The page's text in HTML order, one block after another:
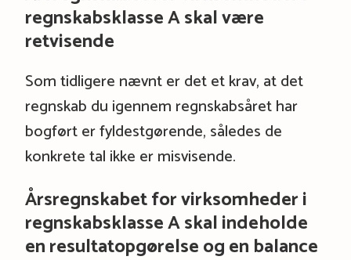
regnskabsklasse A skal være
retvisende
Som tidligere nævnt er det et krav, at det
regnskab du igennem regnskabsåret har
bogført er fyldestgørende, således de
konkrete tal ikke er misvisende.
Årsregnskabet for virksomheder i
regnskabsklasse A skal indeholde
en resultatopgørelse og en balance